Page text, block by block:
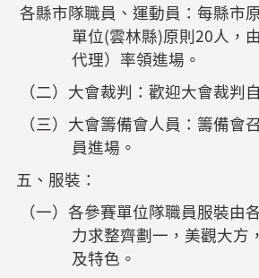
各縣市隊職員、運動員：每縣市
單位(雲林縣)原則20人，
代理）率領進場。
（二）大會裁判：歡迎大會裁判
（三）大會籌備會人員：籌備會
員進場。
五、服裝：
（一）各參賽單位隊職員服裝由
力求整齊劃一，美觀大方
及特色。